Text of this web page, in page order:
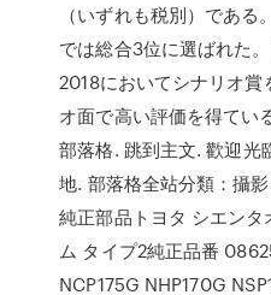
（いずれも税別）であ
では総合3位に選ばれた
2018においてシナリオ賞
オ面で高い評価を得てい
部落格. 跳到主文. 歡迎
地. 部落格全站分類：攝
純正部品トヨタ シエン
ム タイプ2純正品番
NCP175G NHP170G